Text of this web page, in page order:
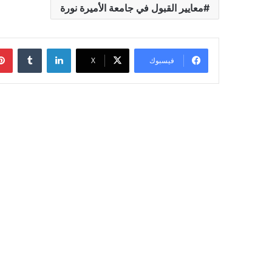
معايير القبول في جامعة الأميرة نورة
فيسبوك ‫X
لينكدإن